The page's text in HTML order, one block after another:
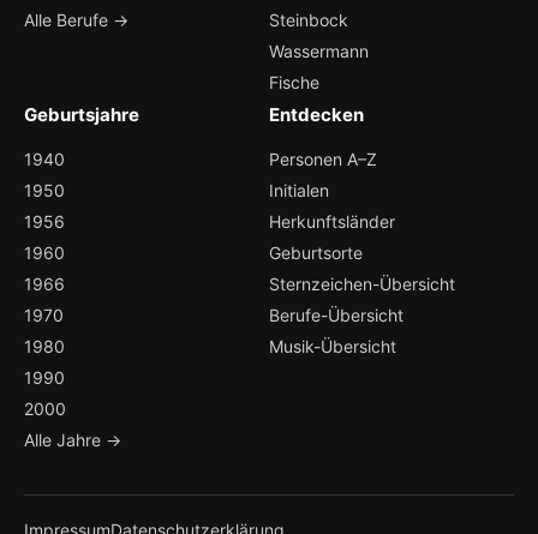
Alle Berufe →
Steinbock
Wassermann
Fische
Geburtsjahre
1940
1950
1956
1960
1966
1970
1980
1990
2000
Alle Jahre →
Entdecken
Personen A–Z
Initialen
Herkunftsländer
Geburtsorte
Sternzeichen-Übersicht
Berufe-Übersicht
Musik-Übersicht
ImpressumDatenschutzerklärung